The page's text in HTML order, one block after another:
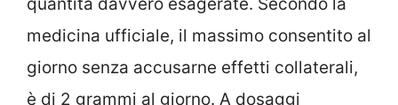
medicina ufficiale, il massimo consentito al
giorno senza accusarne effetti collaterali,
è di 2 grammi al giorno. A dosaggi